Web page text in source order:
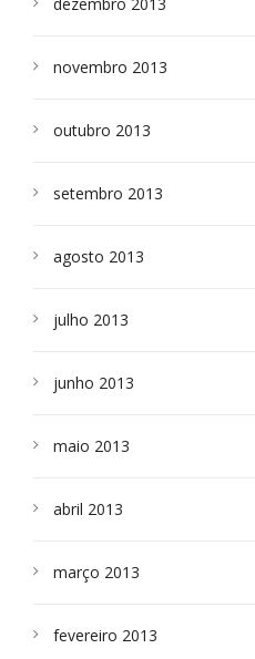
novembro 2013
outubro 2013
setembro 2013
agosto 2013
julho 2013
junho 2013
maio 2013
abril 2013
março 2013
fevereiro 2013